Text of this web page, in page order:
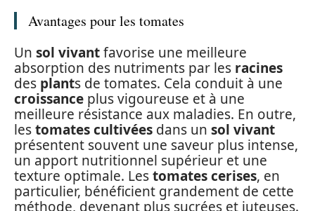
Avantages pour les tomates
Un sol vivantfavorise une meilleure
absorption des nutriments par les racines
des plants de tomates. Cela conduit à une
croissance plus vigoureuse et à une
meilleure résistance aux maladies. En outre,
lestomates cultivées dans un sol vivant
présentent souvent une saveur plus intense,
un apport nutritionnel supérieur et une
texture optimale. Lestomates cerises, en
particulier, bénéficient grandement de cette
méthode, devenant plus sucrées et juteuses.